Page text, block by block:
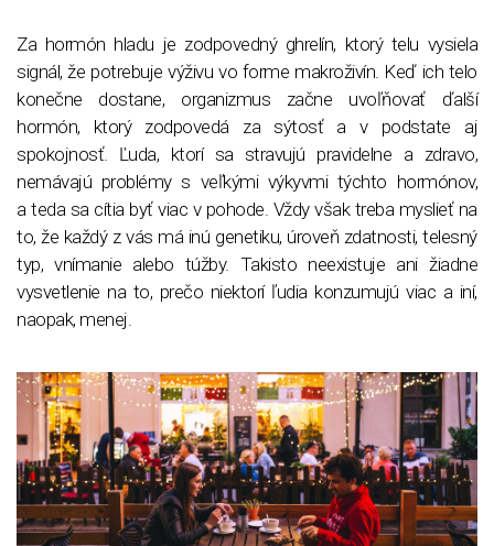
Za hormón hladu je zodpovedný ghrelín, ktorý telu vysiela
signál, že potrebuje výživu vo forme makroživín. Keď ich telo
konečne dostane, organizmus začne uvoľňovať ďalší
hormón, ktorý zodpovedá za sýtosť a v podstate aj
spokojnosť. Ľuda, ktorí sa stravujú pravidelne a zdravo,
nemávajú problémy s veľkými výkyvmi týchto hormónov,
a teda sa cítia byť viac v pohode. Vždy však treba myslieť na
to, že každý z vás má inú genetiku, úroveň zdatnosti, telesný
typ, vnímanie alebo túžby. Takisto neexistuje ani žiadne
vysvetlenie na to, prečo niektorí ľudia konzumujú viac a iní,
naopak, menej.